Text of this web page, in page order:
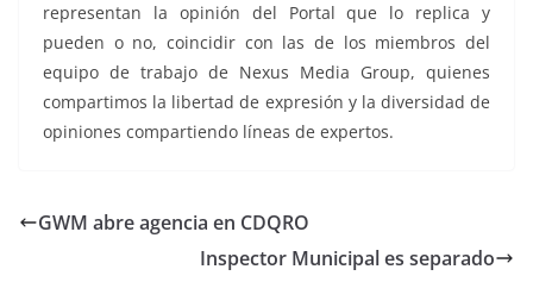
representan la opinión del Portal que lo replica y
pueden o no, coincidir con las de los miembros del
equipo de trabajo de Nexus Media Group, quienes
compartimos la libertad de expresión y la diversidad de
opiniones compartiendo líneas de expertos.
GWM abre agencia en CDQRO
Inspector Municipal es separado